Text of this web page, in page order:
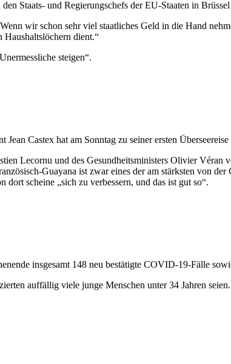
Staats- und Regierungschefs der EU-Staaten in
wir schon sehr viel staatliches Geld in die Hand
dient.“
steigen“.
Jean Castex hat am Sonntag zu seiner ersten
Lecornu und des Gesundheitsministers Olivier Véran
Guayana ist zwar eines der am stärksten von
scheine „sich zu verbessern, und das ist gut so“.
insgesamt 148 neu bestätigte COVID-19-Fälle
auffällig viele junge Menschen unter 34 Jahren